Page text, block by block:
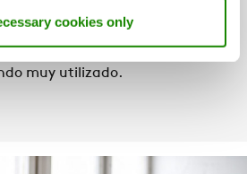
cookies only
aire fresco. Sin embargo, en
de clima húmedo, el aire
muy utilizado.